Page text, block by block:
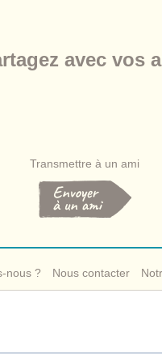
avec vos
Transmettre à un ami
nous ? Nous contacter